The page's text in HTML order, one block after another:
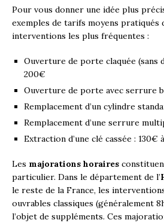
Pour vous donner une idée plus
exemples de tarifs moyens pratiqués
interventions les plus fréquentes :
Ouverture de porte claquée (sans
200€
Ouverture de porte avec serrure
Remplacement d’un cylindre
Remplacement d’une serrure
Extraction d’une clé cassée : 130€
Les majorations horaires
particulier. Dans le département de l’
le reste de la France, les
ouvrables classiques (généralement
l’objet de suppléments. Ces